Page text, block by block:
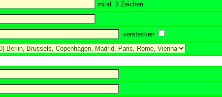
mind. 3 Zeichen
verstecken